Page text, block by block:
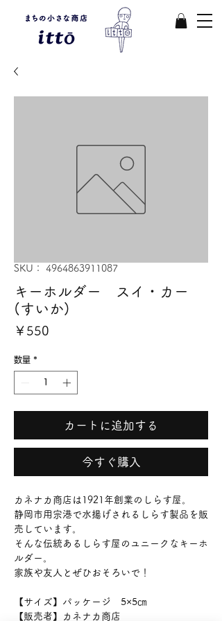
SKU： 4964863911087
キーホルダー スイ・カー
(すいか)
￥550
数量 *
カートに追加する
今すぐ購入
カネナカ商店は1921年創業のしらす屋。
静岡市用宗港で水揚げされるしらす製品を販
売しています。
そんな伝統あるしらす屋のユニークなキーホ
ルダー。
家族や友人とぜひおそろいで！
【サイズ】パッケージ 5×5㎝
【販売者】カネナカ商店